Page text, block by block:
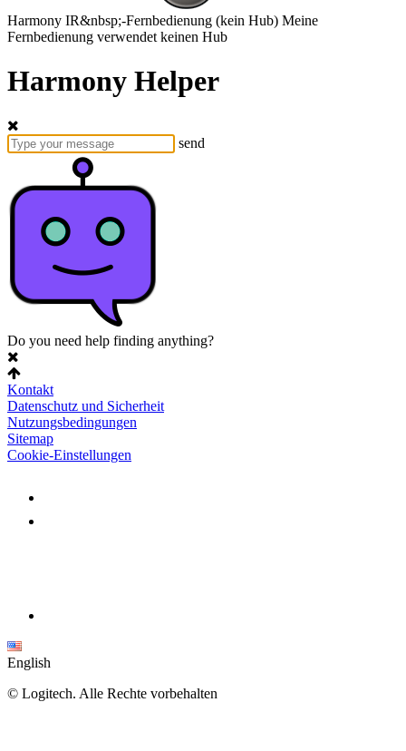
Harmony IR&nbsp;-Fernbedienung (kein Hub) Meine
Fernbedienung verwendet keinen Hub
Harmony Helper
send
Do you need help finding anything?
Kontakt
Datenschutz und Sicherheit
Nutzungsbedingungen
Sitemap
Cookie-Einstellungen
English
© Logitech. Alle Rechte vorbehalten